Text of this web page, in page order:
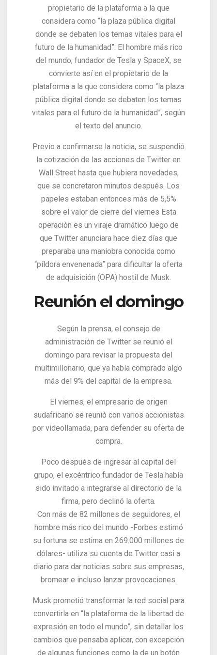
propietario de la plataforma a la que
considera como “la plaza pública digital
donde se debaten los temas vitales para el
futuro de la humanidad”. El hombre más rico
del mundo, fundador de Tesla y SpaceX, se
convierte así en el propietario de la
plataforma a la que considera como “la plaza
pública digital donde se debaten los temas
vitales para el futuro de la humanidad”, según
el texto del anuncio.
Previo a confirmarse la noticia, se suspendió
la cotización de las acciones de Twitter en
Wall Street hasta que hubiera novedades,
que se concretaron minutos después. Los
papeles estaban entonces más de 5,5%
sobre el valor de cierre del viernes Esta
operación es un viraje dramático luego de
que Twitter anunciara hace diez días que
preparaba una maniobra conocida como
“píldora envenenada” para dificultar la oferta
de adquisición (OPA) hostil de Musk.
Reunión el domingo
Según la prensa, el consejo de
administración de Twitter se reunió el
domingo para revisar la propuesta del
multimillonario, que ya había comprado algo
más del 9% del capital de la empresa.
El viernes, el empresario de origen
sudafricano se reunió con varios accionistas
por videollamada, para defender su oferta de
compra.
Poco después de ingresar al capital del
grupo, el excéntrico fundador de Tesla había
sido invitado a integrarse al directorio de la
firma, pero declinó la oferta.
Con más de 82 millones de seguidores, el
hombre más rico del mundo -Forbes estimó
su fortuna se estima en 269.000 millones de
dólares- utiliza su cuenta de Twitter casi a
diario para dar noticias sobre sus empresas,
bromear e incluso lanzar provocaciones.
Musk prometió transformar la red social para
convertirla en “la plataforma de la libertad de
expresión en todo el mundo”, sin detallar los
cambios que pensaba aplicar, con excepción
de algunas funciones como la de un botón